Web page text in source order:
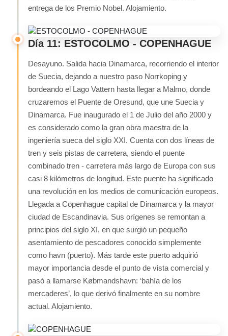
entrega de los Premio Nobel. Alojamiento.
Día 11: ESTOCOLMO - COPENHAGUE
Desayuno. Salida hacia Dinamarca, recorriendo el interior
de Suecia, dejando a nuestro paso Norrkoping y
bordeando el Lago Vattern hasta llegar a Malmo, donde
cruzaremos el Puente de Oresund, que une Suecia y
Dinamarca. Fue inaugurado el 1 de Julio del año 2000 y
es considerado como la gran obra maestra de la
ingeniería sueca del siglo XXI. Cuenta con dos líneas de
tren y seis pistas de carretera, siendo el puente
combinado tren - carretera más largo de Europa con sus
casi 8 kilómetros de longitud. Este puente ha significado
una revolución en los medios de comunicación europeos.
Llegada a Copenhague capital de Dinamarca y la mayor
ciudad de Escandinavia. Sus orígenes se remontan a
principios del siglo XI, en que surgió un pequeño
asentamiento de pescadores conocido simplemente
como havn (puerto). Más tarde este puerto adquirió
mayor importancia desde el punto de vista comercial y
pasó a llamarse Købmandshavn: ‘bahía de los
mercaderes’, lo que derivó finalmente en su nombre
actual. Alojamiento.